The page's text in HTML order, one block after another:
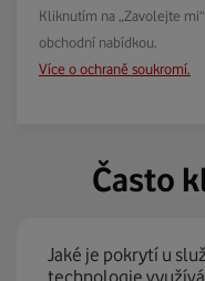
Kliknutím na „Zavolejte
obchodní nabídkou.
Více o ochraně soukromí.
Často
Jaké je pokrytí u
technologie